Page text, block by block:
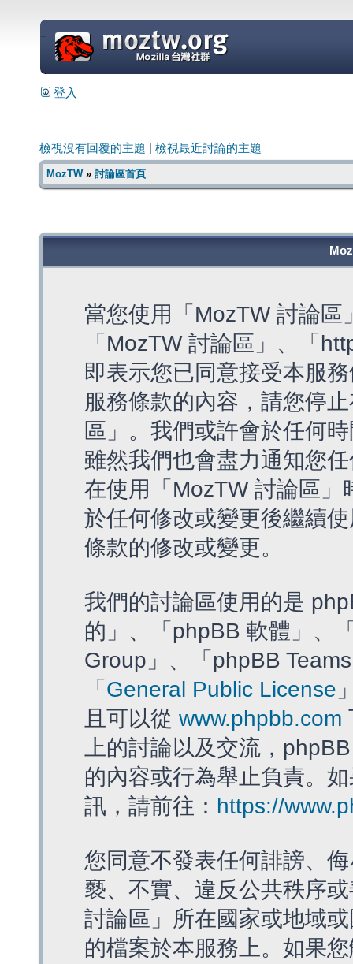
=
登入
檢視沒有回覆的主題 檢視最近討論的主題
MozTW» 討論區首頁
當您使用「MozTW 討論
「MozTW 討論區」、「
即表示您已同意接受本服
服務條款的內容，請您停
區」。我們或許會於任何
雖然我們也會盡力通知您
在使用「MozTW 討論區
於任何修改或變更後繼續
條款的修改或變更。
我們的討論區使用的是
的」、「phpBB 軟體」、
Group」、「phpBB
「 General Public License
且可以從 www.phpbb.com
上的討論以及交流，
的內容或行為舉止負責。
訊，請前往： https://
您同意不發表任何誹謗、
褻、不實、違反公共秩序
討論區」所在國家或地域
的檔案於本服務上。如果